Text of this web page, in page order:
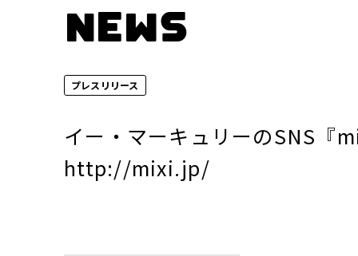
NEWS
プレスリリース
イー・マーキュリーのSNS『
http://mixi.jp/
サービスニュース